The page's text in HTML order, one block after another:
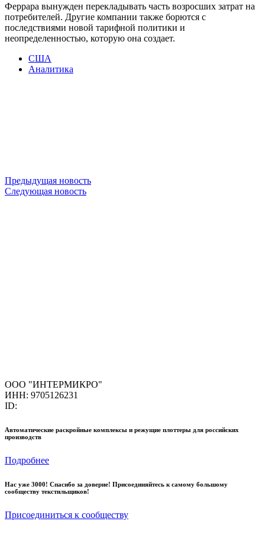
Феррара вынужден перекладывать часть возросших затрат на
потребителей. Другие компании также борются с
последствиями новой тарифной политики и
неопределенностью, которую она создает.
США
Аналитика
Предыдущая новость
Следующая новость
ООО "ИНТЕРМИКРО"
ИНН: 9705126231
ID:
Автоматические раскройные комплексы и режущие плоттеры для российских
производств
Подробнее
Нас уже 3000! Спасибо за доверие! Присоединяйтесь к самому большому
сообществу текстильщиков!
Присоединиться к сообществу